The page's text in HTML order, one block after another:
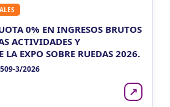
0% EN INGRESOS BRUTOS
ACTIVIDADES Y
LA EXPO SOBRE RUEDAS 2026.
3/2026
↗